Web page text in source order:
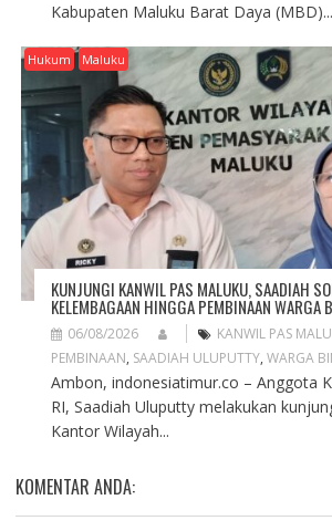
Kabupaten Maluku Barat Daya (MBD)...
Hukum Maluku
KUNJUNGI KANWIL PAS MALUKU, SAADIAH
KELEMBAGAAN HINGGA PEMBINAAN WARGA
06/08/2026 KANWIL PAS
PEMBINAAN, SAADIAH ULUPUTTY, WARGA
Ambon, indonesiatimur.co – Anggota
RI, Saadiah Uluputty melakukan
Kantor Wilayah...
KOMENTAR ANDA: